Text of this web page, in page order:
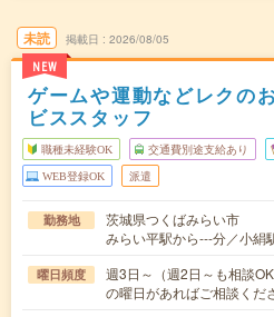
未読
NEW
掲載日 2026/08/05
ゲームや運動などレクの
ビススタッフ
職種未経験OK 交通費別途支給あり
WEB登録OK 派遣
勤務地
茨城県つくばみらい市
みらい平駅から---分／小絹
曜日頻度
週3日～（週2日～も相談
の曜日があればご相談くだ